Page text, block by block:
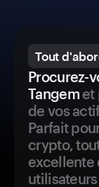
Tout
Procurez-
Tangemet
de vos
Parfait
crypto,
excellente